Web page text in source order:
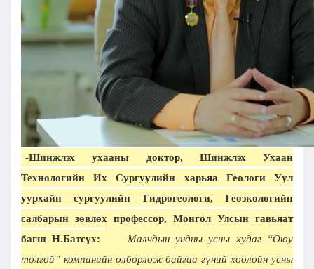
-Шинжлэх ухааны доктор, Шинжлэх Ухаан
Технологийн Их Сургуулийн харьяа Геологи Уул
уурхайн сургуулийн Гидрогеологи, Геоэкологийн
салбарын зөвлөх профессор, Монгол Улсын гавьяат
багш Н.Батсүх:
Малчдын ундны усны худаг “Оюу
толгой” компанийн олборлож байгаа гүний хоолойн усны